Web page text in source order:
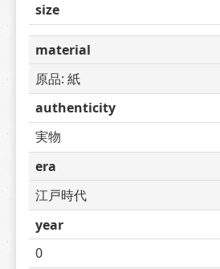
size
material
原品: 紙
authenticity
実物
era
江戸時代
year
0